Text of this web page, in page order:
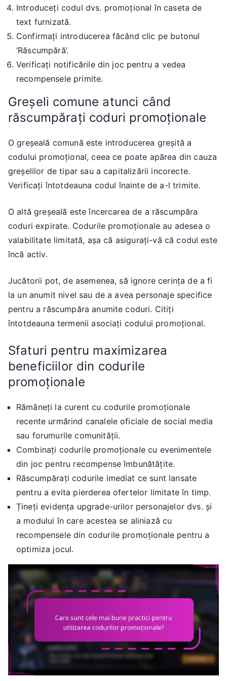
Introduceți codul dvs. promoțional în caseta de
text furnizată.
Confirmați introducerea făcând clic pe butonul
‘Răscumpără’.
Verificați notificările din joc pentru a vedea
recompensele primite.
Greșeli comune atunci când
răscumpărați coduri promoționale
O greșeală comună este introducerea greșită a
codului promoțional, ceea ce poate apărea din cauza
greșelilor de tipar sau a capitalizării incorecte.
Verificați întotdeauna codul înainte de a-l trimite.
O altă greșeală este încercarea de a răscumpăra
coduri expirate. Codurile promoționale au adesea o
valabilitate limitată, așa că asigurați-vă că codul este
încă activ.
Jucătorii pot, de asemenea, să ignore cerința de a fi
la un anumit nivel sau de a avea personaje specifice
pentru a răscumpăra anumite coduri. Citiți
întotdeauna termenii asociați codului promoțional.
Sfaturi pentru maximizarea
beneficiilor din codurile
promoționale
Rămâneți la curent cu codurile promoționale
recente urmărind canalele oficiale de social media
sau forumurile comunității.
Combinați codurile promoționale cu evenimentele
din joc pentru recompense îmbunătățite.
Răscumpărați codurile imediat ce sunt lansate
pentru a evita pierderea ofertelor limitate în timp.
Țineți evidența upgrade-urilor personajelor dvs. și
a modului în care acestea se aliniază cu
recompensele din codurile promoționale pentru a
optimiza jocul.